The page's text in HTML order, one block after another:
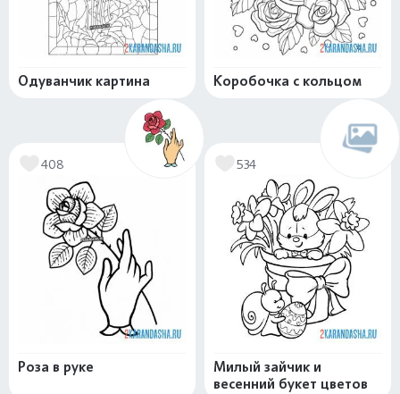
Одуванчик картина Коробочка с кольцом
408
Роза в руке
534
Милый зайчик и
весенний букет цветов